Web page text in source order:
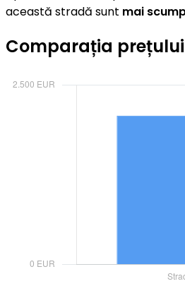
această stradă sunt mai
Comparația